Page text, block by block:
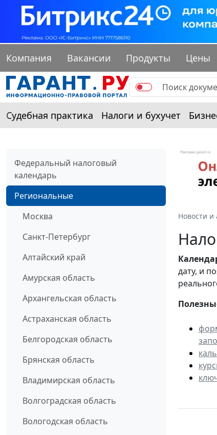
Компания Вакансии Продукты Цены
Судебная практика Налоги и бухучет
Федеральный налоговый
календарь
Региональные
Москва
Санкт-Петербург
Алтайский край
Амурская область
Архангельская область
Астраханская область
Белгородская область
Брянская область
Владимирская область
Волгоградская область
Вологодская область
Новости и
дату, и